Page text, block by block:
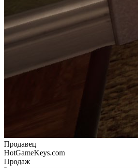
Продавец
HotGameKeys.com
Продаж